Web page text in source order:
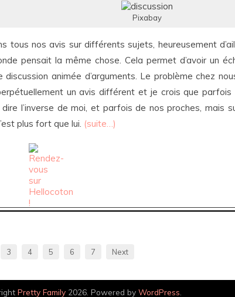
Pixabay
tous nos avis sur différents sujets, heureusement
pensait la même chose. Cela permet d’avoir un
discussion animée d’arguments. Le problème chez
un avis différent et je crois que parfois
l’inverse de moi, et parfois de nos proches, mais
plus fort que lui. (suite…)
3 4 5 6 7 Next
Pretty Family 2026. Powered by WordPress